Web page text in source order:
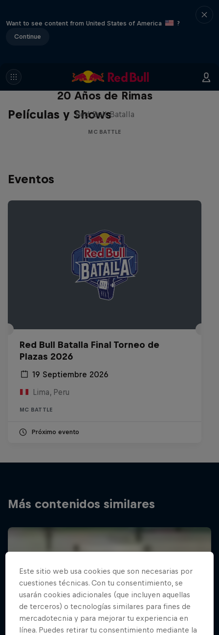
Want to see content from United States of America
?
Continue
Películas y Shows
Red Bull Batalla Nueva Historia:
20 Años de Rimas
Red Bull Batalla
MC BATTLE
Eventos
Red Bull Batalla Final Torneo de
Plazas 2026
19 Septiembre 2026
Lima, Peru
MC BATTLE
Próximo evento
Más contenidos similares
Este sitio web usa cookies que son necesarias por
cuestiones técnicas. Con tu consentimiento, se
usarán cookies adicionales (que incluyen aquellas
de terceros) o tecnologías similares para fines de
mercadotecnia y para mejorar tu experiencia en
línea. Puedes retirar tu consentimiento mediante la